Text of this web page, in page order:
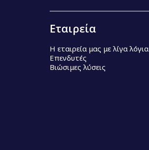
Εταιρεία
Η εταιρεία μας με λίγα λόγια
Επενδυτές
Βιώσιμες λύσεις